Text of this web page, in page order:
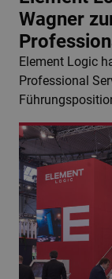
Wagner
Element Logic
Professional